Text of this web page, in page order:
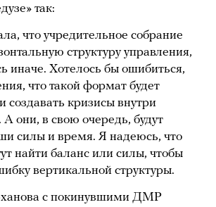
так:
что учредительное собрание
структуру управления,
иначе. Хотелось бы ошибиться,
что такой формат будет
создавать кризисы внутри
А они, в свою очередь, будут
силы и время. Я надеюсь, что
найти баланс или силы, чтобы
вертикальной структуры.
с покинувшими ДМР